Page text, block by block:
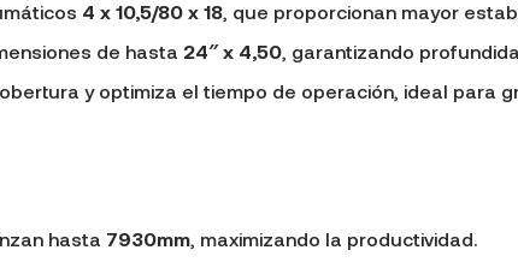
4 x 10,5/80 x 18, que proporcionan mayor
de hasta 24″ x 4,50, garantizando
y optimiza el tiempo de operación, ideal para
hasta 7930mm, maximizando la productividad.